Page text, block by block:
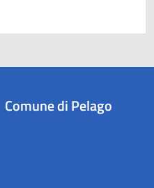
Comune di Pelago